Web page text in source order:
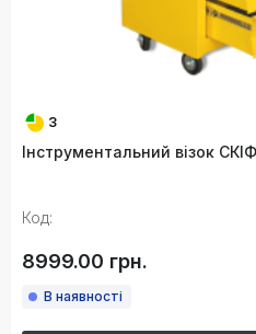
3
Інструментальний візок
Код:
8999.00 грн.
В наявності